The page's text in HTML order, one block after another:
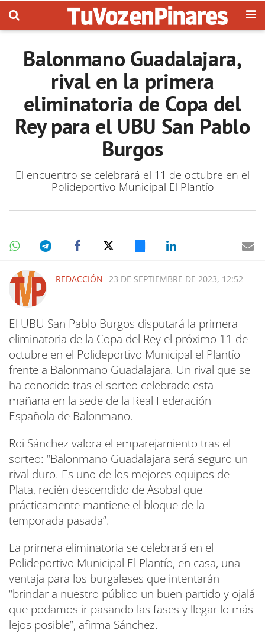
Balonmano Guadalajara,
rival en la primera
eliminatoria de Copa del
Rey para el UBU San Pablo
Burgos
El encuentro se celebrará el 11 de octubre en el
Polideportivo Municipal El Plantío
REDACCIÓN 23 DE SEPTIEMBRE DE 2023, 12:52
El UBU San Pablo Burgos disputará la primera
eliminatoria de la Copa del Rey el próximo 11 de
octubre en el Polideportivo Municipal el Plantío
frente a Balonmano Guadalajara. Un rival que se
ha conocido tras el sorteo celebrado esta
mañana en la sede de la Real Federación
Española de Balonmano.
Roi Sánchez valora el emparejamiento tras el
sorteo: “Balonmano Guadalajara será seguro un
rival duro. Es uno de los mejores equipos de
Plata, recién descendido de Asobal que
prácticamente mantiene el bloque de la
temporada pasada”.
La primera eliminatoria se celebrará en el
Polideportivo Municipal El Plantío, en casa, una
ventaja para los burgaleses que intentarán
“brindar a nuestro público un buen partido y ojalá
que podamos ir pasando las fases y llegar lo más
lejos posible”, afirma Sánchez.